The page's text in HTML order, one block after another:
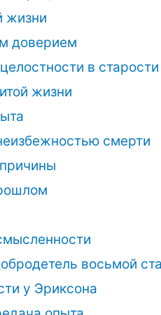
жизни
доверием
в старости
жизни
смерти
восьмой
у Эриксона